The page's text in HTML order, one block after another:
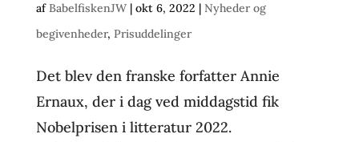
afBabelfiskenJW| okt 6, 2022 | Nyheder og
begivenheder, Prisuddelinger
Det blev den franske forfatter Annie
Ernaux, der i dag ved middagstid fik
Nobelprisen i litteratur 2022.